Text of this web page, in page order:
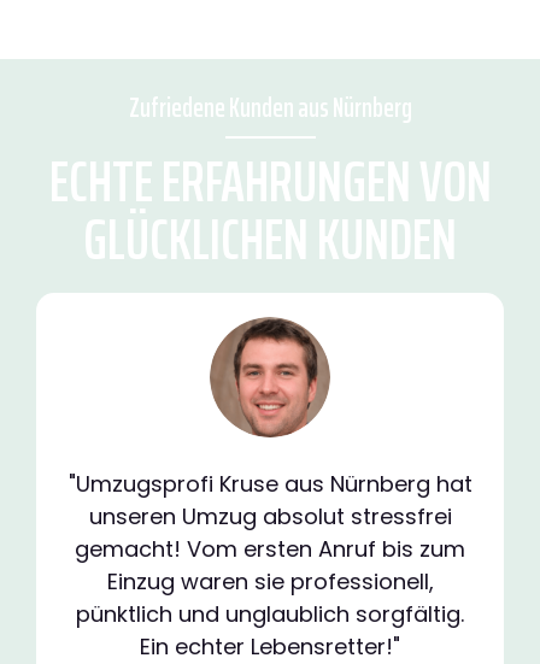
Zufriedene Kunden aus Nürnberg
ECHTE ERFAHRUNGEN VON
GLÜCKLICHEN KUNDEN
"Umzugsprofi Kruse aus Nürnberg hat
unseren Umzug absolut stressfrei
gemacht! Vom ersten Anruf bis zum
Einzug waren sie professionell,
pünktlich und unglaublich sorgfältig.
Ein echter Lebensretter!"